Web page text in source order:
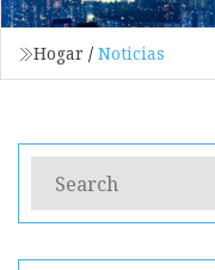
Hogar / Noticias